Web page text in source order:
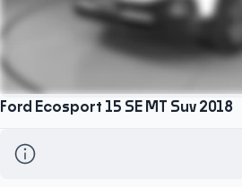
Ford Ecosport 15 SE MT Suv 2018